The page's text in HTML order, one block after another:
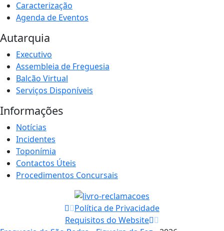
Caracterização
Agenda de Eventos
Autarquia
Executivo
Assembleia de Freguesia
Balcão Virtual
Serviços Disponíveis
Informações
Notícias
Incidentes
Toponímia
Contactos Úteis
Procedimentos Concursais
Política de Privacidade
Requisitos do Website